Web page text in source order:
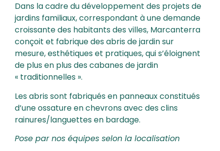
Dans la cadre du développement des projets de
jardins familiaux, correspondant à une demande
croissante des habitants des villes, Marcanterra
conçoit et fabrique des abris de jardin sur
mesure, esthétiques et pratiques, qui s’éloignent
de plus en plus des cabanes de jardin
« traditionnelles ».
Les abris sont fabriqués en panneaux constitués
d’une ossature en chevrons avec des clins
rainures/languettes en bardage.
Pose par nos équipes selon la localisation